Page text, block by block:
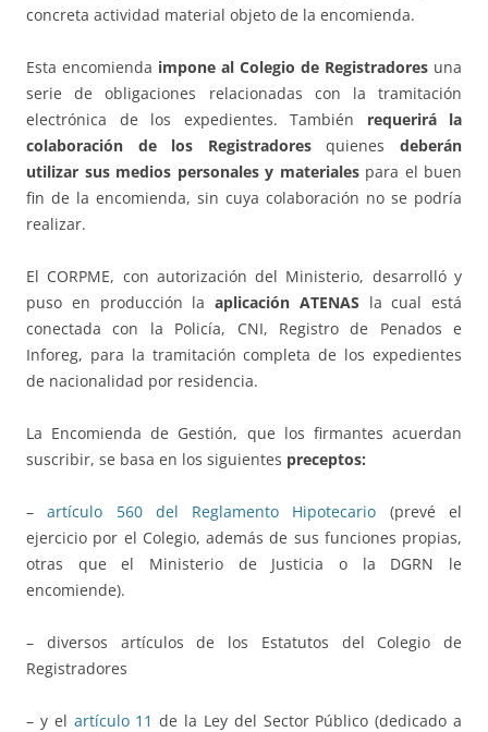
concreta actividad material objeto de la encomienda.
Esta encomienda impone al Colegio de Registradores una
serie de obligaciones relacionadas con la tramitación
electrónica de los expedientes. También requerirá la
colaboración de los Registradoresquienesdeberán
utilizar sus medios personales y materialespara el buen
fin de la encomienda, sin cuya colaboración no se podría
realizar.
El CORPME, con autorización del Ministerio, desarrolló y
puso en producción la aplicación ATENAS la cual está
conectada con la Policía, CNI, Registro de Penados e
Inforeg, para la tramitación completa de los expedientes
de nacionalidad por residencia.
La Encomienda de Gestión, que los firmantes acuerdan
suscribir, se basa en los siguientes preceptos:
–artículo 560 del Reglamento Hipotecario (prevé el
ejercicio por el Colegio, además de sus funciones propias,
otras que el Ministerio de Justicia o la DGRN le
encomiende).
– diversos artículos de los Estatutos del Colegio de
Registradores
– y el artículo 11 de la Ley del Sector Público (dedicado a